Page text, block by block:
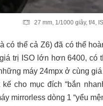
27 mm, 1/1000 giây, f/4,
có thể cả Z6) đã có thể
trị ISO lớn hơn 6400,
máy 24mpx ở cùng
cho mục đích “bắn
mirrorless dòng 1 “yểu